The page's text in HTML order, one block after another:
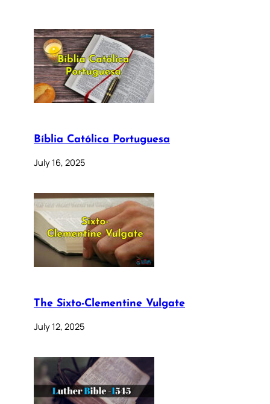
Bíblia Católica Portuguesa
July 16, 2025
The Sixto-Clementine Vulgate
July 12, 2025